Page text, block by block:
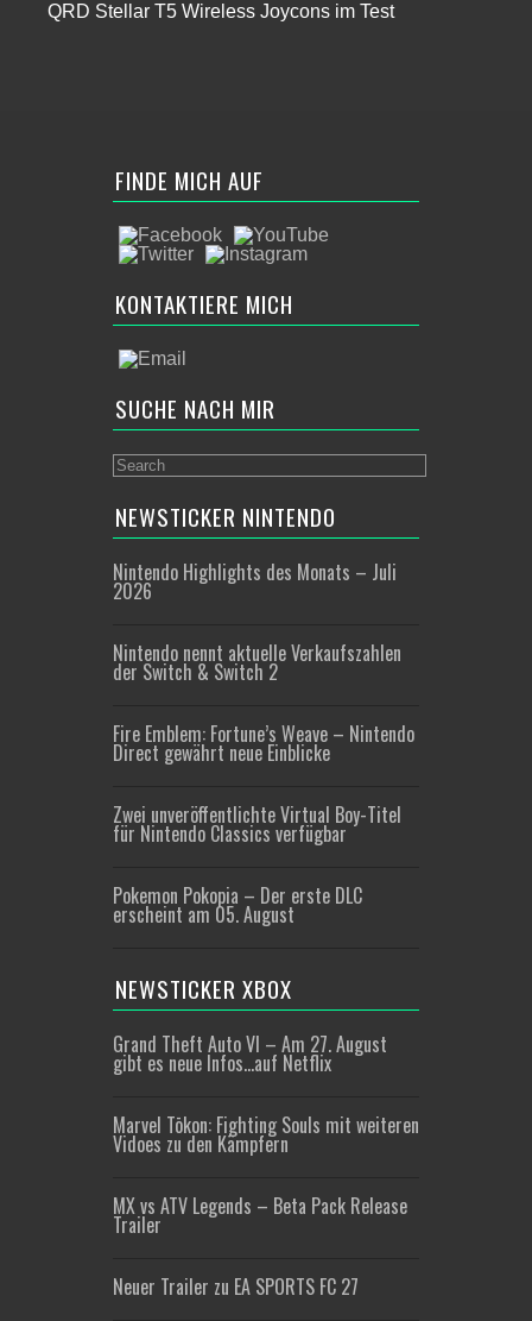
QRD Stellar T5 Wireless Joycons im Test
FINDE MICH AUF
KONTAKTIERE MICH
SUCHE NACH MIR
NEWSTICKER NINTENDO
Nintendo Highlights des Monats – Juli
2026
Nintendo nennt aktuelle Verkaufszahlen
der Switch & Switch 2
Fire Emblem: Fortune’s Weave – Nintendo
Direct gewährt neue Einblicke
Zwei unveröffentlichte Virtual Boy-Titel
für Nintendo Classics verfügbar
Pokemon Pokopia – Der erste DLC
erscheint am 05. August
NEWSTICKER XBOX
Grand Theft Auto VI – Am 27. August
gibt es neue Infos…auf Netflix
Marvel Tōkon: Fighting Souls mit weiteren
Vidoes zu den Kämpfern
MX vs ATV Legends – Beta Pack Release
Trailer
Neuer Trailer zu EA SPORTS FC 27